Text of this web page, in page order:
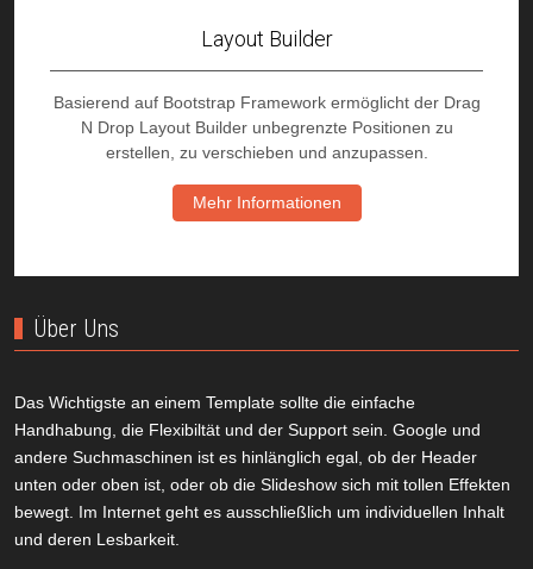
Layout Builder
Basierend auf Bootstrap Framework ermöglicht der Drag
N Drop Layout Builder unbegrenzte Positionen zu
erstellen, zu verschieben und anzupassen.
Mehr Informationen
Über Uns
Das Wichtigste an einem Template sollte die einfache
Handhabung, die Flexibiltät und der Support sein. Google und
andere Suchmaschinen ist es hinlänglich egal, ob der Header
unten oder oben ist, oder ob die Slideshow sich mit tollen Effekten
bewegt. Im Internet geht es ausschließlich um individuellen Inhalt
und deren Lesbarkeit.